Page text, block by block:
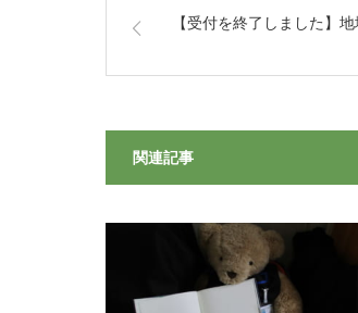
【受付を終了しました】
関連記事